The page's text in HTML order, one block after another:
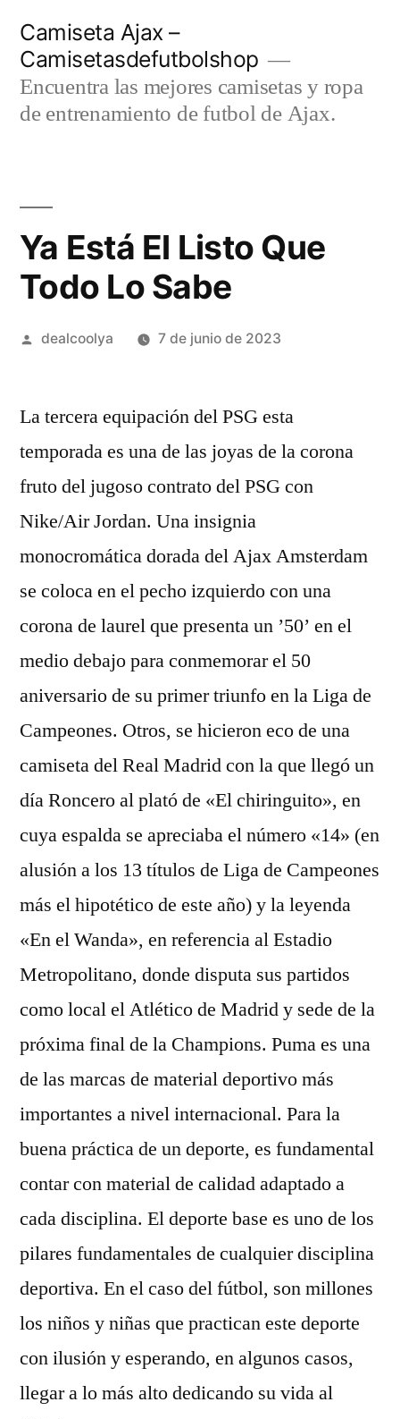
contenido
Camiseta Ajax –
Camisetasdefutbolshop
Encuentra las mejores camisetas y ropa
de entrenamiento de futbol de Ajax.
Ya Está El Listo Que
Todo Lo Sabe
Publicado
dealcoolya 7 de junio de 2023
La tercera equipación del PSG esta
temporada es una de las joyas de la corona
fruto del jugoso contrato del PSG con
Nike/Air Jordan. Una insignia
monocromática dorada del Ajax Amsterdam
se coloca en el pecho izquierdo con una
corona de laurel que presenta un ’50’ en el
medio debajo para conmemorar el 50
aniversario de su primer triunfo en la Liga de
Campeones. Otros, se hicieron eco de una
camiseta del Real Madrid con la que llegó un
día Roncero al plató de «El chiringuito», en
cuya espalda se apreciaba el número «14» (en
alusión a los 13 títulos de Liga de Campeones
más el hipotético de este año) y la leyenda
«En el Wanda», en referencia al Estadio
Metropolitano, donde disputa sus partidos
como local el Atlético de Madrid y sede de la
próxima final de la Champions. Puma es una
de las marcas de material deportivo más
importantes a nivel internacional. Para la
buena práctica de un deporte, es fundamental
contar con material de calidad adaptado a
cada disciplina. El deporte base es uno de los
pilares fundamentales de cualquier disciplina
deportiva. En el caso del fútbol, son millones
los niños y niñas que practican este deporte
con ilusión y esperando, en algunos casos,
llegar a lo más alto dedicando su vida al